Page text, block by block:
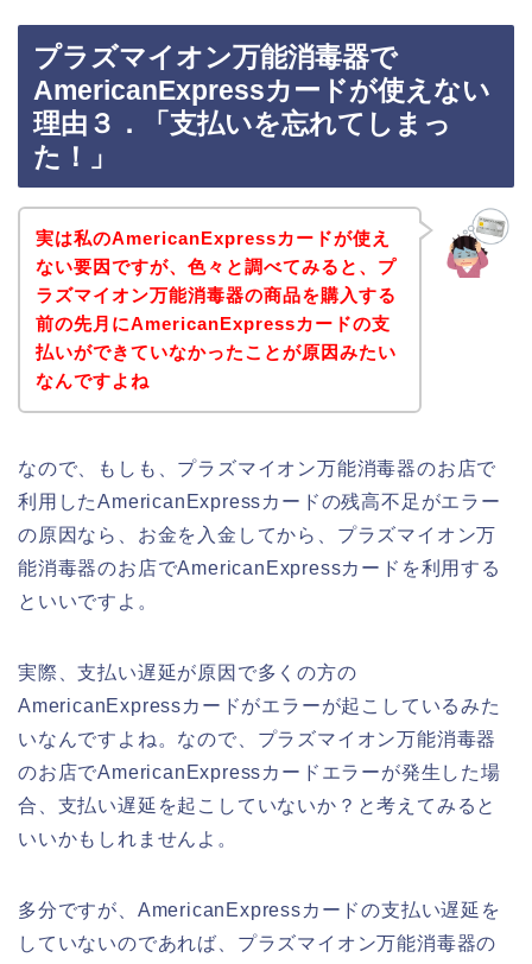
プラズマイオン万能消毒器で
AmericanExpressカードが使えない
理由３．「支払いを忘れてしまっ
た！」
実は私のAmericanExpressカードが使え
ない要因ですが、色々と調べてみると、プ
ラズマイオン万能消毒器の商品を購入する
前の先月にAmericanExpressカードの支
払いができていなかったことが原因みたい
なんですよね
なので、もしも、プラズマイオン万能消毒器のお店で
利用したAmericanExpressカードの残高不足がエラー
の原因なら、お金を入金してから、プラズマイオン万
能消毒器のお店でAmericanExpressカードを利用する
といいですよ。
実際、支払い遅延が原因で多くの方の
AmericanExpressカードがエラーが起こしているみた
いなんですよね。なので、プラズマイオン万能消毒器
のお店でAmericanExpressカードエラーが発生した場
合、支払い遅延を起こしていないか？と考えてみると
いいかもしれませんよ。
多分ですが、AmericanExpressカードの支払い遅延を
していないのであれば、プラズマイオン万能消毒器の